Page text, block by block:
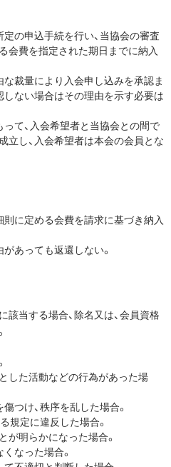
の申込手続を行い、当協会の審査
会費を指定された期日までに納入
な裁量により入会申し込みを承認ま
しない場合はその理由を示す必要は
て、入会希望者と当協会との間で
立し、入会希望者は本会の会員とな
則に定める会費を請求に基づき納入
あっても返還しない。
当する場合、除名又は、会員資格
した活動などの行為があった場
つけ、秩序を乱した場合。
規定に違反した場合。
が明らかになった場合。
なった場合。